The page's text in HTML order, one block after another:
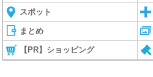
スポット
まとめ
【PR】ショッピング